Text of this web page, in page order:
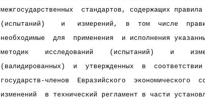
межгосударственных  стандартов, содержащих
(испытаний)    и   измерений,  в  том  числе
необходимые  для  применения  и исполнения
методик    исследований    (испытаний)    и
(валидированных)  и  утвержденных  в
государств-членов  Евразийского  экономического
изменений  в технический регламент в части